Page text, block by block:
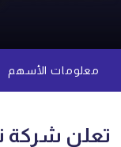
معلومات الأسهم
تعلن شركة